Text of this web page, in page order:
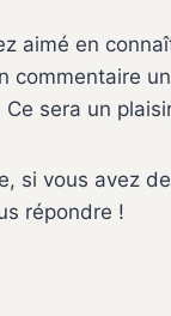
aimé en
commentaire
Ce sera un
si vous avez
répondre !